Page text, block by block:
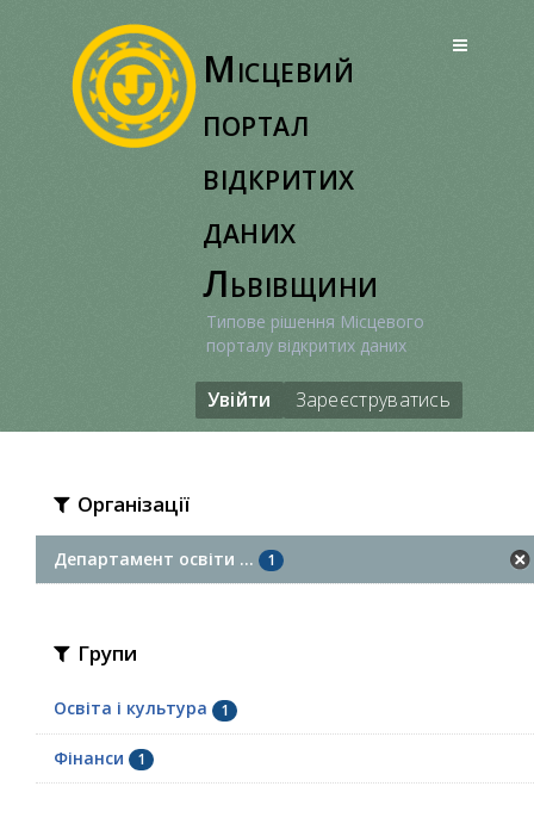
Місцевий
портал
відкритих
даних
Львівщини
Типове рішення Місцевого
порталу відкритих даних
Увійти Зареєструватись
Організації
Департамент освіти ... 1
Групи
Освіта і культура 1
Фінанси 1